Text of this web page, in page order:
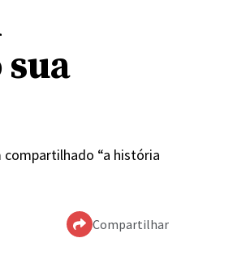
“a história
Compartilhar